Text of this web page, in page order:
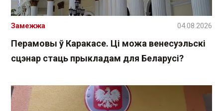
Перамовы ў Каракасе. Ці можа венесуэльскі
сцэнар стаць прыкладам для Беларусі?
Замежжа 04.08.2026